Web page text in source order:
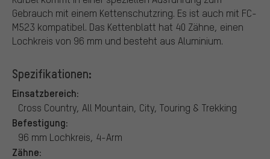
Gebrauch mit einem Kettenschutzring. Es ist auch mit FC-
M523 kompatibel. Das Kettenblatt hat 40 Zähne, einen
Lochkreis von 96 mm und besteht aus Aluminium.
Spezifikationen:
Einsatzbereich:
Cross Country, All Mountain, City, Touring & Trekking
Befestigung:
96 mm Lochkreis, 4-Arm
Zähne: